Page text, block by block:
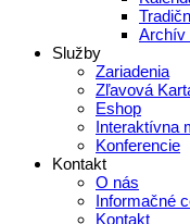
Archív
Služby
Zariadenia
Zľavová
Eshop
Interaktívna
Konferencie
Kontakt
O nás
Informačné
Kontakt